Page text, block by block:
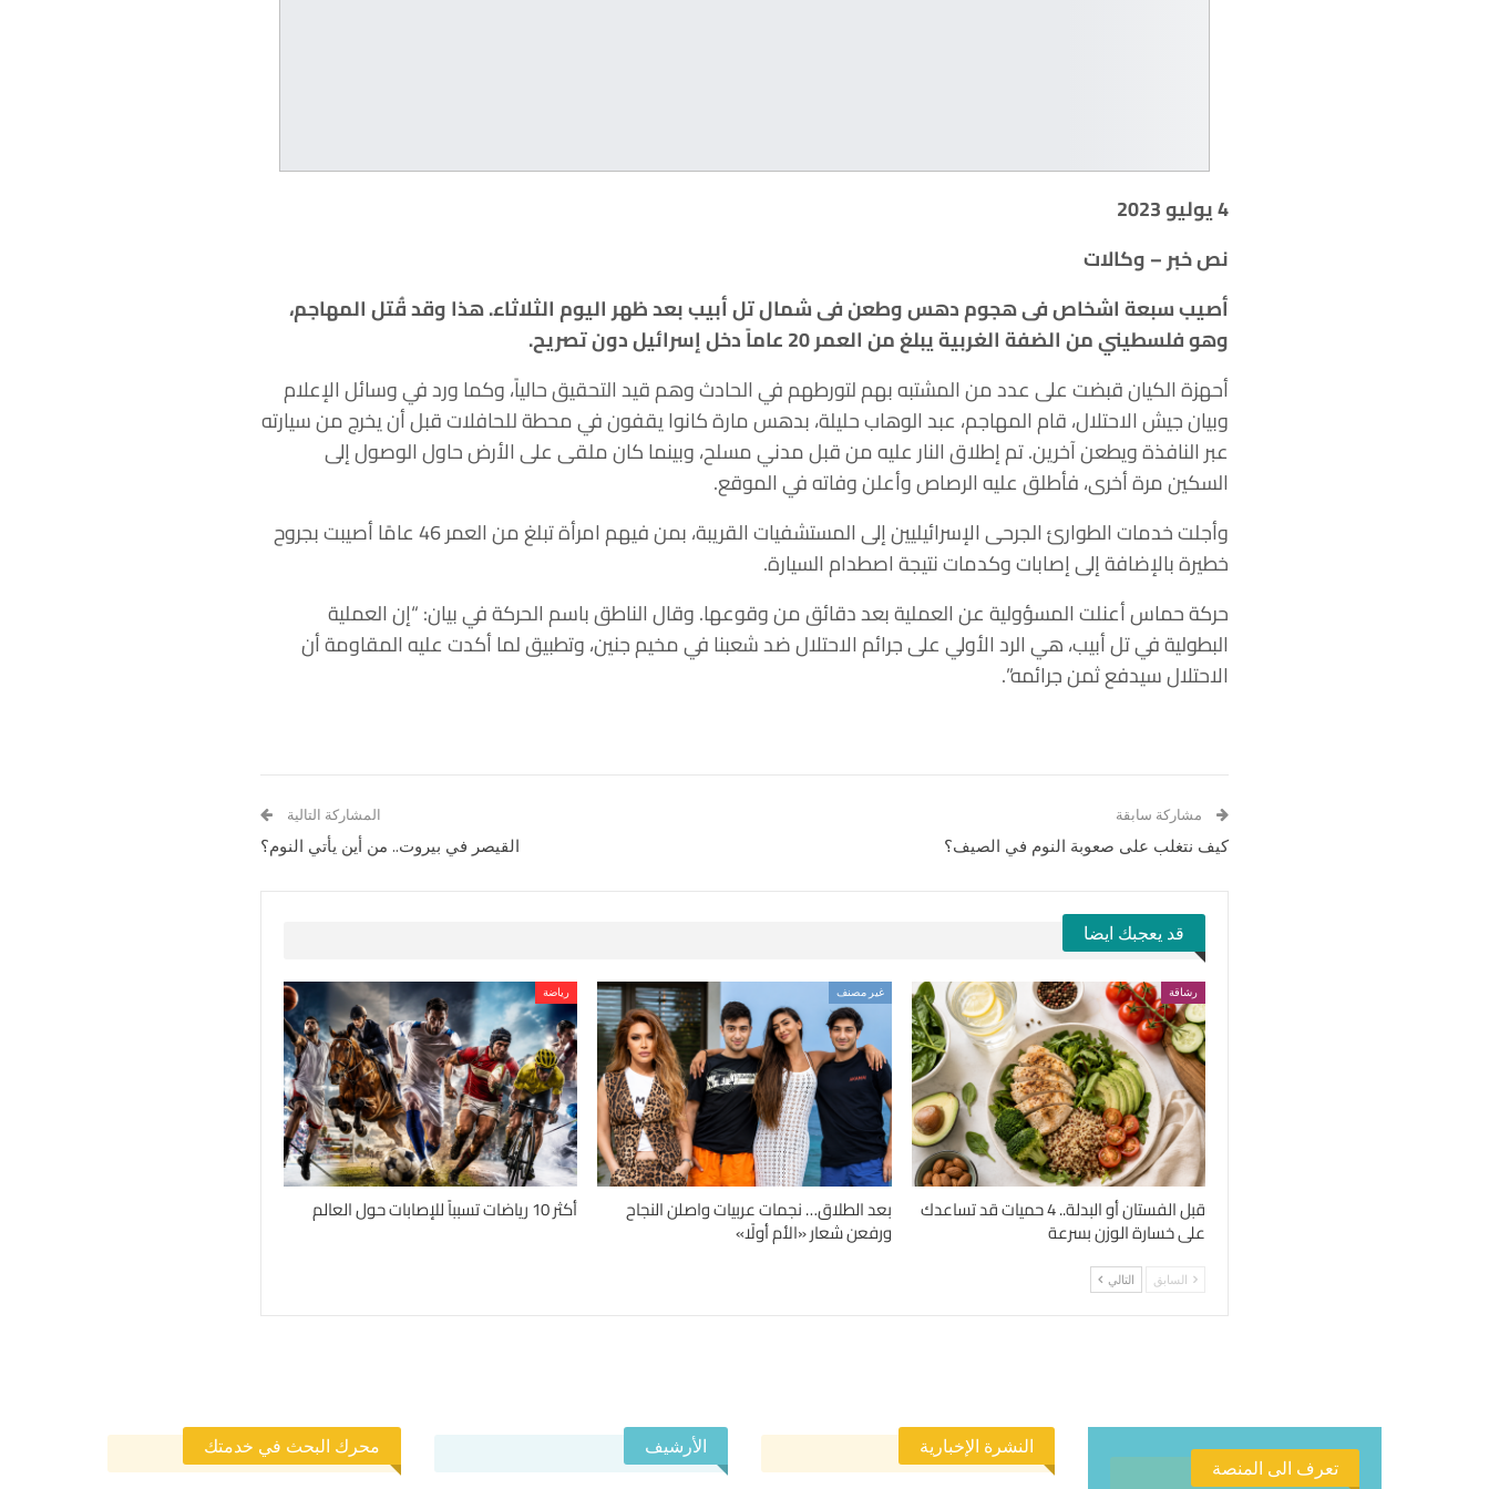
4 يوليو 2023
نص خبر – وكالات
أصيب سبعة اشخاص فى هجوم دهس وطعن فى شمال تل أبيب بعد ظهر اليوم الثلاثاء. هذا وقد قُتل المهاجم،
وهو فلسطيني من الضفة الغربية يبلغ من العمر 20 عاماً دخل إسرائيل دون تصريح.
أحهزة الكيان قبضت على عدد من المشتبه بهم لتورطهم في الحادث وهم قيد التحقيق حالياً، وكما ورد في وسائل الإعلام
وبيان جيش الاحتلال، قام المهاجم، عبد الوهاب حليلة، بدهس مارة كانوا يقفون في محطة للحافلات قبل أن يخرج من سيارته
عبر النافذة ويطعن آخرين. تم إطلاق النار عليه من قبل مدني مسلح، وبينما كان ملقى على الأرض حاول الوصول إلى
السكين مرة أخرى، فأطلق عليه الرصاص وأعلن وفاته في الموقع.
وأجلت خدمات الطوارئ الجرحى الإسرائيليينإلى المستشفيات القريبة
، بمن فيهم امرأة تبلغ من العمر 46 عامًا أصيبت بجروح
خطيرة بالإضافة إلى إصابات وكدمات نتيجة اصطدام السيارة.
حركة حماس أعنلت المسؤولية عن العملية بعد دقائق من وقوعها. وقال الناطق باسم الحركة في بيان: “إن العملية
البطولية في تل أبيب، هي الرد الأولي على جرائم الاحتلال ضد شعبنا في مخيم جنين، وتطبيق لما أكدت عليه المقاومة أن
الاحتلال سيدفع ثمن جرائمه”.
مشاركة سابقة
كيف نتغلب على صعوبة النوم في الصيف؟
المشاركة التالية
القيصر في بيروت.. من أين يأتي النوم؟
قد يعجبك ايضا
رشاقة
قبل الفستان أو البدلة.. 4 حميات قد تساعدك
على خسارة الوزن بسرعة
غير مصنف
بعد الطلاق… نجمات عربيات واصلن النجاح
ورفعن شعار «الأم أولًا»
رياضة
أكثر 10 رياضات تسبباً للإصابات حول العالم
السابق التالي
تعرف الى المنصة
النشرة الإخبارية الأرشيف محرك البحث في خدمتك